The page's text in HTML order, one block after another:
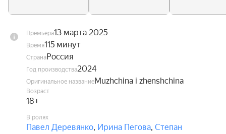
Премьера13 марта 2025
Время115 минут
СтранаРоссия
Год производства2024
Оригинальное названиеMuzhchina i zhenshchina
Возраст
18+
В ролях
Павел Деревянко, Ирина Пегова, Степан